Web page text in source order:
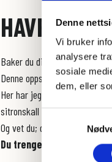
Denne
Vi bruker
analysere
sosiale
dem, eller
Baker du disse kommer du
Denne oppskriften er også
Her har jeg laget en variant
sitronskall med
Og vet du; disse smaker like
Du trenger (til ca 20 stk):